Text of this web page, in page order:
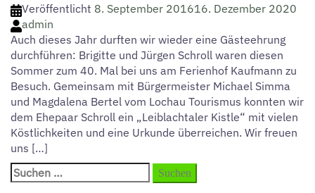
Veröffentlicht 8. September 201616. Dezember 2020
admin
Auch dieses Jahr durften wir wieder eine Gästeehrung
durchführen: Brigitte und Jürgen Schroll waren diesen
Sommer zum 40. Mal bei uns am Ferienhof Kaufmann zu
Besuch. Gemeinsam mit Bürgermeister Michael Simma
und Magdalena Bertel vom Lochau Tourismus konnten wir
dem Ehepaar Schroll ein „Leiblachtaler Kistle“ mit vielen
Köstlichkeiten und eine Urkunde überreichen. Wir freuen
uns […]
Suchen
nach: